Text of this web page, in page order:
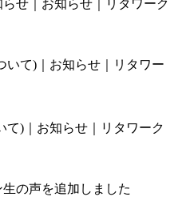
せ｜お知らせ｜リタワーク
て)｜お知らせ｜リタワーク